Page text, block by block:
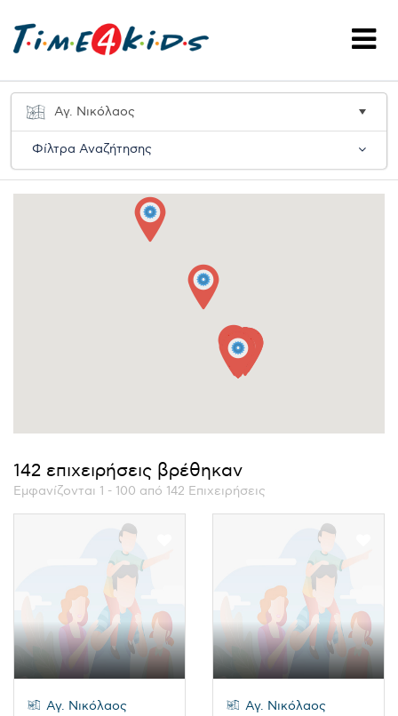
Φίλτρα Αναζήτησης
142 επιχειρήσεις βρέθηκαν
Εμφανίζονται 1 - 100 από 142 Επιχειρήσεις
Αγ. Νικόλαος Αγ. Νικόλαος